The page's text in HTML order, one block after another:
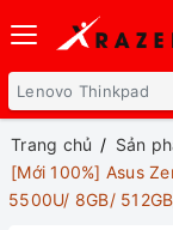
Trang chủ
Sản
[Mới 100%] Asus
5500U/ 8GB/